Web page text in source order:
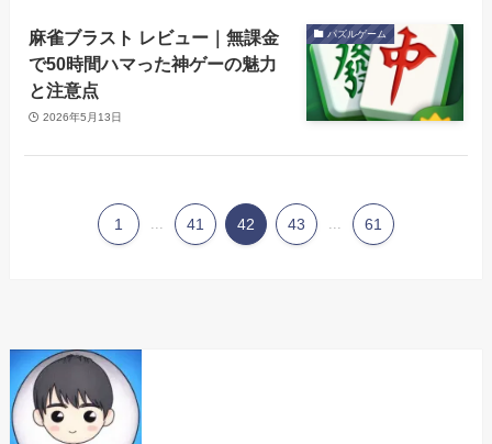
パズルゲーム
麻雀ブラスト レビュー｜無課金
で50時間ハマった神ゲーの魅力
と注意点
2026年5月13日
1 ... 41 42 43 ... 61